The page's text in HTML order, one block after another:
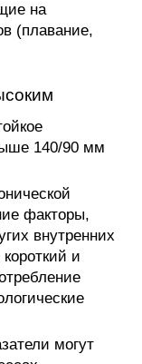
на
(плавание,
140/90 мм
факторы,
внутренних
и
могут